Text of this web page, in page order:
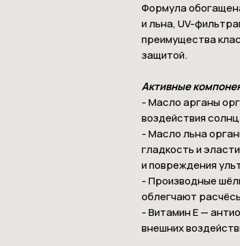
Формула
и льна, UV-
преимущества
защитой.
Активные
- Масло арганы
воздействия
- Масло льна
гладкость и
и повреждения
- Производные
облегчают
- Витамин E —
внешних